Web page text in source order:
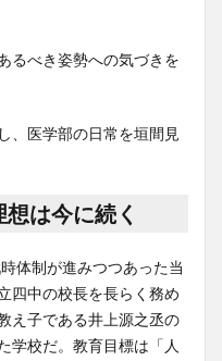
るべき姿勢への気づきを
、医学部の日常を垣間見
は今に続く
体制が進みつつあった当
四中の校長を長らく務め
え子である井上源之丞の
学校だ。教育目標は「人